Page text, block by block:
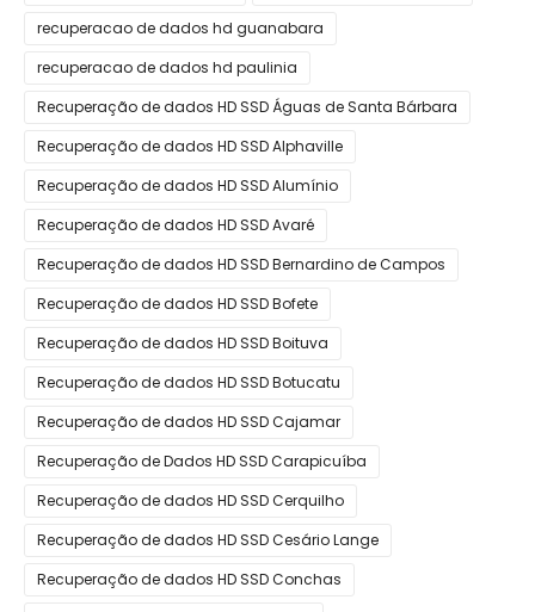
recuperacao de dados hd guanabara
recuperacao de dados hd paulinia
Recuperação de dados HD SSD Águas de Santa Bárbara
Recuperação de dados HD SSD Alphaville
Recuperação de dados HD SSD Alumínio
Recuperação de dados HD SSD Avaré
Recuperação de dados HD SSD Bernardino de Campos
Recuperação de dados HD SSD Bofete
Recuperação de dados HD SSD Boituva
Recuperação de dados HD SSD Botucatu
Recuperação de dados HD SSD Cajamar
Recuperação de Dados HD SSD Carapicuíba
Recuperação de dados HD SSD Cerquilho
Recuperação de dados HD SSD Cesário Lange
Recuperação de dados HD SSD Conchas